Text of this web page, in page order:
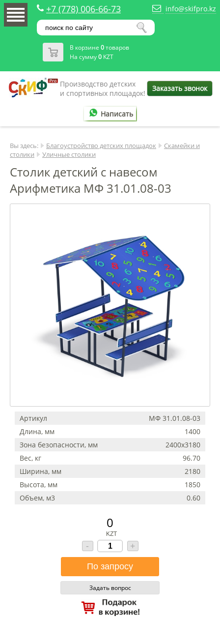
+7 (778) 006-66-73 info@skifpro.kz
В корзине 0товаров
На сумму0 KZT
Производство детских
и спортивных площадок!
Заказать звонок
Написать
Вы здесь: Благоустройство детских площадок
Скамейки и
столики
Уличные столики
Столик детский с навесом
Арифметика МФ 31.01.08-03
Артикул
МФ 31.01.08-03
Длина, мм
1400
Зона безопасности, мм
2400х3180
Вес, кг
96.70
Ширина, мм
2180
Высота, мм
1850
Объем, м3
0.60
0
KZT
- +
Задать вопрос